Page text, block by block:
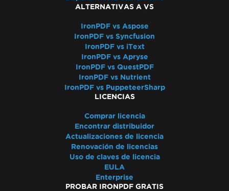
ALTERNATIVAS A VS
IronPDF vs Aspose
IronPDF vs Syncfusion
IronPDF vs iText
IronPDF vs Apryse
IronPDF vs QuestPDF
IronPDF vs Nutrient
IronPDF vs PuppeteerSharp
LICENCIAS
Comprar licencia
Encontrar distribuidor
Actualizaciones de licencia
Renovación de licencias
Uso de claves de licencia
EULA
Enterprise
PROBAR IRONPDF GRATIS